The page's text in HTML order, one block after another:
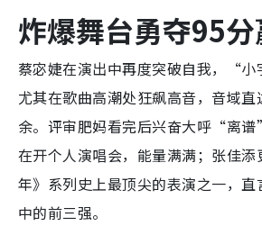
炸爆舞台勇夺95
蔡宓婕在演出中再度突破自我，“小
尤其在歌曲高潮处狂飙高音，音域
余。评审肥妈看完后兴奋大呼“离
在开个人演唱会，能量满满；张佳添
年》系列史上最顶尖的表演之一，直
中的前三强。